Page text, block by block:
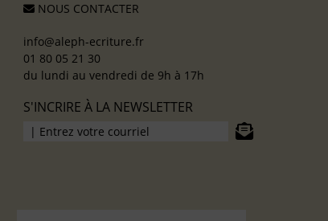
NOUS CONTACTER
info@aleph-ecriture.fr
01 80 05 21 30
du lundi au vendredi de 9h à 17h
S'INCRIRE À LA NEWSLETTER